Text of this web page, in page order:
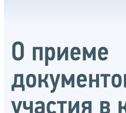
О приеме
участия в